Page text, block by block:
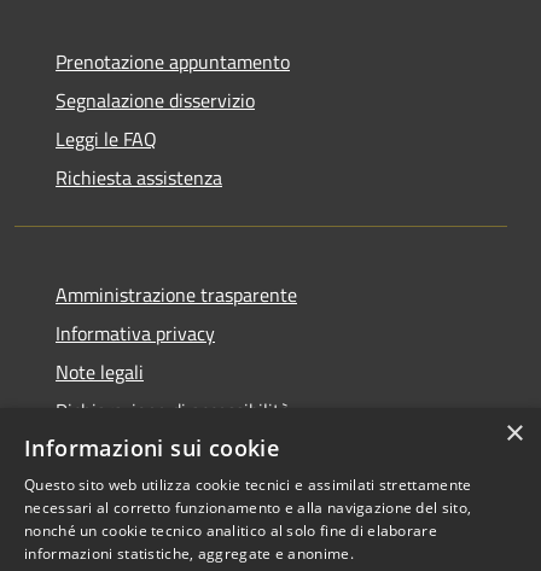
Prenotazione appuntamento
Segnalazione disservizio
Leggi le FAQ
Richiesta assistenza
Amministrazione trasparente
Informativa privacy
Note legali
Dichiarazione di accessibilità
RSS
Accessibilità
Copyright © 2026 • Comune di
Scarperia e San Piero •
×
Informazioni sui cookie
Questo sito web utilizza cookie tecnici e assimilati strettamente
necessari al corretto funzionamento e alla navigazione del sito,
nonché un cookie tecnico analitico al solo fine di elaborare
informazioni statistiche, aggregate e anonime.